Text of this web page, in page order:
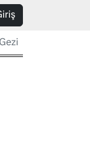
Gezi